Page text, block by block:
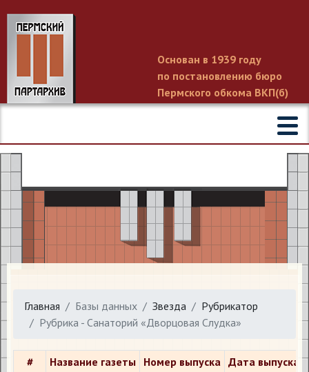
Основан в 1939 году
по постановлению бюро
Пермского обкома ВКП(б)
Главная Базы данных Звезда
Рубрикатор
Рубрика - Санаторий «Дворцовая Слудка»
# Название газеты Номер выпуска Дата выпуска